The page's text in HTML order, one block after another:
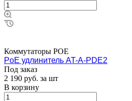
Коммутаторы POE
PoE удлинитель AT-A-PDE2
Под заказ
2 190 руб. за шт
В корзину